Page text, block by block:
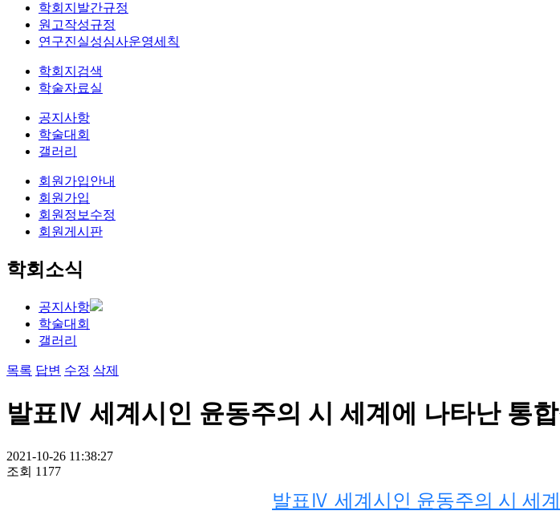
학회지발간규정
원고작성규정
연구진실성심사운영세칙
학회지검색
학술자료실
공지사항
학술대회
갤러리
회원가입안내
회원가입
회원정보수정
회원게시판
학회소식
공지사항
학술대회
갤러리
목록 답변 수정 삭제
발표Ⅳ 세계시인 윤동주의 시 세계에 나타난 통
2021-10-26 11:38:27
조회 1177
발표Ⅳ 세계시인 윤동주의 시 세